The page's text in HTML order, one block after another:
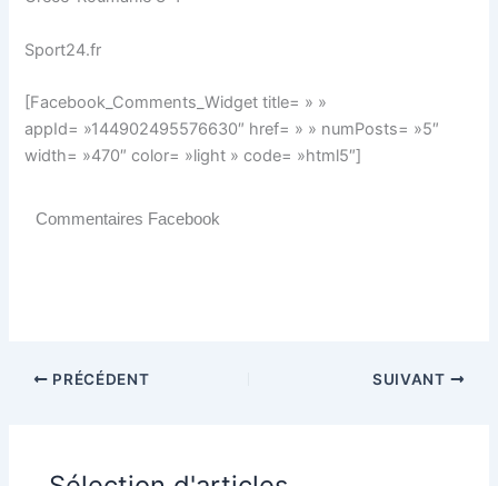
Sport24.fr
[Facebook_Comments_Widget title= » »
appId= »144902495576630″ href= » » numPosts= »5″
width= »470″ color= »light » code= »html5″]
Commentaires Facebook
PRÉCÉDENT SUIVANT